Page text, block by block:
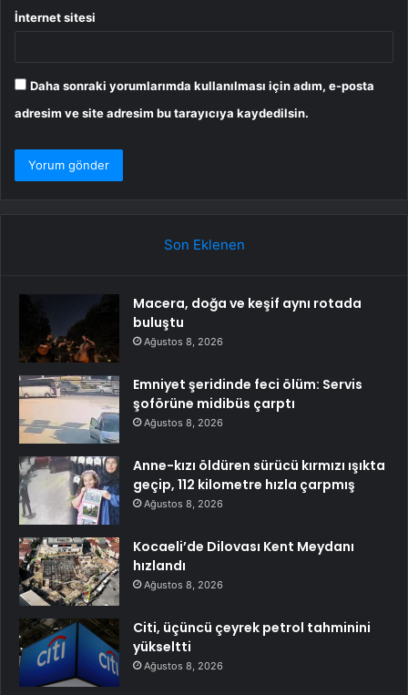
İnternet sitesi
Daha sonraki yorumlarımda kullanılması için adım, e-posta
adresim ve site adresim bu tarayıcıya kaydedilsin.
Son Eklenen
Macera, doğa ve keşif aynı rotada
buluştu
Ağustos 8, 2026
Emniyet şeridinde feci ölüm: Servis
şoförüne midibüs çarptı
Ağustos 8, 2026
Anne-kızı öldüren sürücü kırmızı ışıkta
geçip, 112 kilometre hızla çarpmış
Ağustos 8, 2026
Kocaeli’de Dilovası Kent Meydanı
hızlandı
Ağustos 8, 2026
Citi, üçüncü çeyrek petrol tahminini
yükseltti
Ağustos 8, 2026